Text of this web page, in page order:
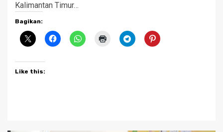
Kalimantan Timur…
Bagikan:
Like this: